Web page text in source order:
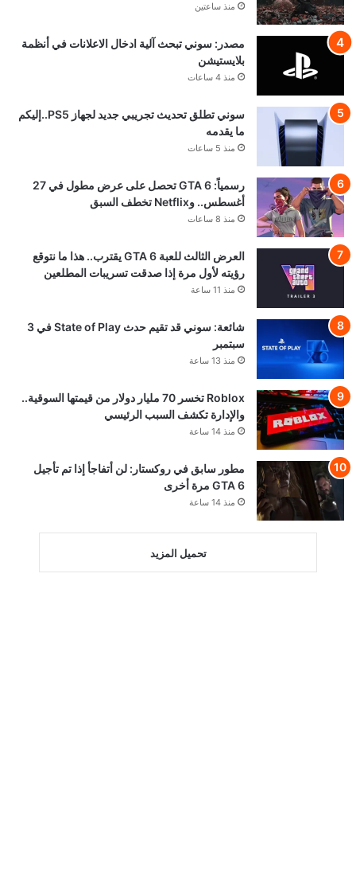
منذ ساعتين
مصدر: سوني تبحث آلية ادخال الاعلانات في أنظمة
بلايستيشن
منذ 4 ساعات
سوني تطلق تحديث تجريبي جديد لجهاز PS5..إليكم
ما يقدمه
منذ 5 ساعات
رسمياً: GTA 6 تحصل على عرض مطول في 27
أغسطس.. وNetflix تخطف السبق
منذ 8 ساعات
العرض الثالث للعبة GTA 6 يقترب.. هذا ما نتوقع
رؤيته لأول مرة إذا صدقت تسريبات المطلعين
منذ 11 ساعة
شائعة: سوني قد تقيم حدث State of Play في 3
سبتمبر
منذ 13 ساعة
Roblox تخسر 70 مليار دولار من قيمتها السوقية..
والإدارة تكشف السبب الرئيسي
منذ 14 ساعة
مطور سابق في روكستار: لن أتفاجأ إذا تم تأجيل
GTA 6 مرة أخرى
منذ 14 ساعة
تحميل المزيد